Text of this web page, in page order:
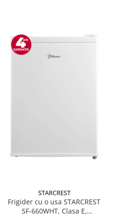
STARCREST
Frigider cu o usa STARCREST
SF-660WHT, Clasa E,